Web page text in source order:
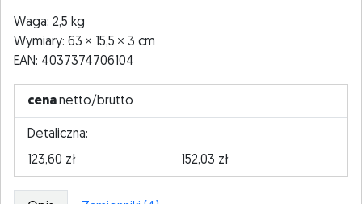
Waga: 2,5 kg
Wymiary: 63
15,5
3 cm
EAN: 4037374706104
cenanetto/brutto
Detaliczna:
123,60 zł
152,03 zł